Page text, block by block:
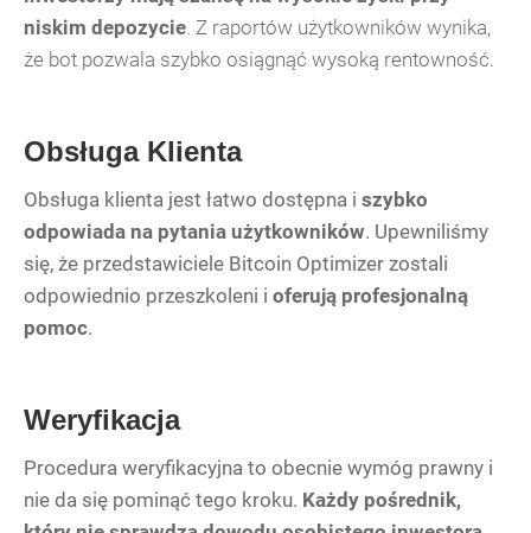
niskim depozycie. Z raportów użytkowników wynika,
że bot pozwala szybko osiągnąć wysoką rentowność.
Obsługa Klienta
Obsługa klienta jest łatwo dostępna i szybko
odpowiada na pytania użytkowników. Upewniliśmy
się, że przedstawiciele Bitcoin Optimizer zostali
odpowiednio przeszkoleni i oferują profesjonalną
pomoc.
Weryfikacja
Procedura weryfikacyjna to obecnie wymóg prawny i
nie da się pominąć tego kroku. Każdy pośrednik,